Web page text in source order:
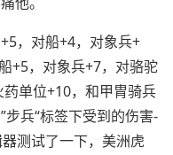
，对船+4，对象兵+
+5，对象兵+7，对骆驼
单位+10，和甲胄骑兵
兵“标签下受到的伤害-
测试了一下，美洲虎